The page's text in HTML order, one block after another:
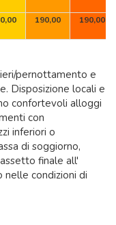
190,00 190,00
pernottamento e
Disposizione locali e
confortevoli alloggi
con
inferiori o
di soggiorno,
finale all'
condizioni di